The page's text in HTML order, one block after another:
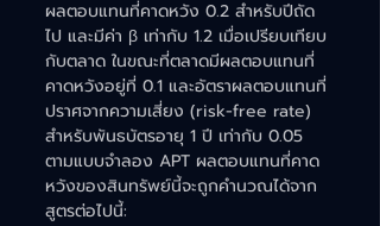
ผลตอบแทนที่คาดหวัง 0.2 สำหรับปีถัด
ไป และมีค่า β เท่ากับ 1.2 เมื่อเปรียบเทียบ
กับตลาด ในขณะที่ตลาดมีผลตอบแทนที่
คาดหวังอยู่ที่ 0.1 และอัตราผลตอบแทนที่
ปราศจากความเสี่ยง (risk-free rate)
สำหรับพันธบัตรอายุ 1 ปี เท่ากับ 0.05
ตามแบบจำลอง APT ผลตอบแทนที่คาด
หวังของสินทรัพย์นี้จะถูกคำนวณได้จาก
สูตรต่อไปนี้: